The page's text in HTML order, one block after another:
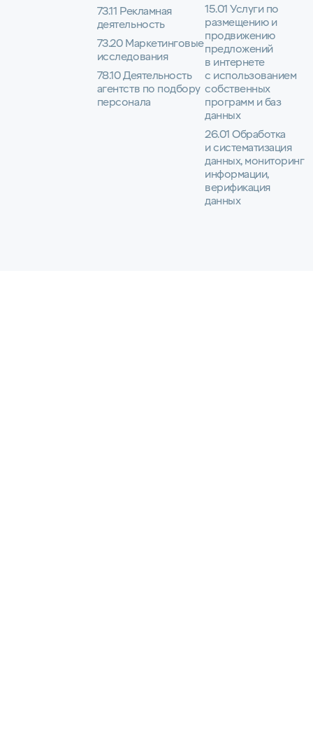
73.11 Рекламная
деятельность
73.20 Маркетинговые
исследования
78.10 Деятельность
агентств по подбору
персонала
15.01 Услуги по
размещению и
продвижению
предложений
в интернете
с использованием
собственных
программ и баз
данных
26.01 Обработка
и систематизация
данных, мониторинг
информации,
верификация
данных